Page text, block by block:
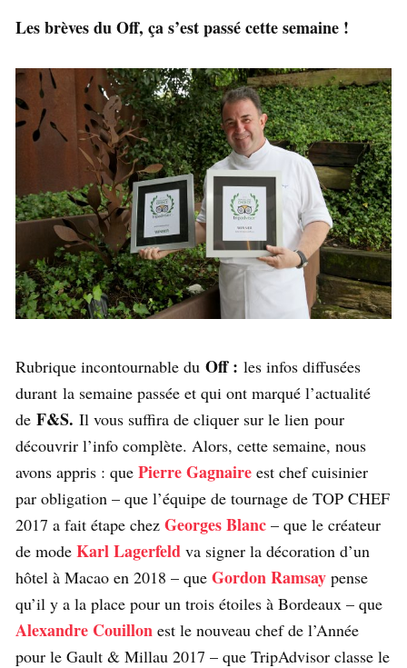
Les brèves du Off, ça s’est passé cette semaine !
Rubrique incontournable du Off : les infos diffusées
durant la semaine passée et qui ont marqué l’actualité
de F&S. Il vous suffira de cliquer sur le lien pour
découvrir l’info complète. Alors, cette semaine, nous
avons appris : que Pierre Gagnaire est chef cuisinier
par obligation – que l’équipe de tournage de TOP CHEF
2017 a fait étape chez Georges Blanc – que le créateur
de mode Karl Lagerfeld va signer la décoration d’un
hôtel à Macao en 2018 – que Gordon Ramsay pense
qu’il y a la place pour un trois étoiles à Bordeaux – que
Alexandre Couillon est le nouveau chef de l’Année
pour le Gault & Millau 2017 – que TripAdvisor classe le